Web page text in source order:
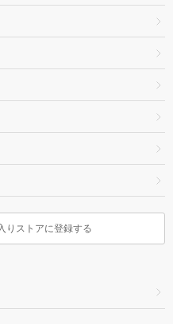
りストアに登録する